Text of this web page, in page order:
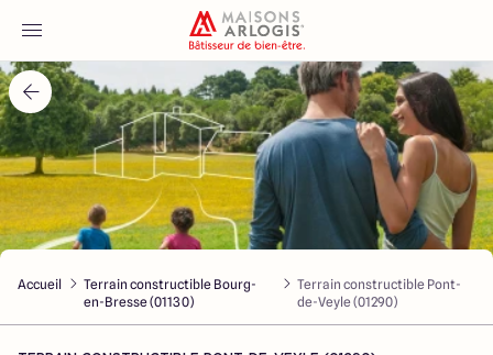
Accueil
Nos maisons
Nos annonces
Votre projet
Accueil
Terrain constructible Bourg-
en-Bresse (01130)
Terrain constructible Pont-
de-Veyle (01290)